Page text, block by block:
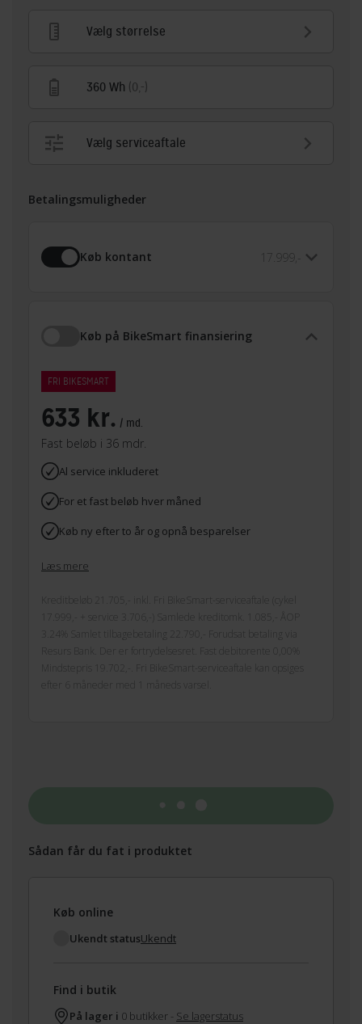
Vælg størrelse
360 Wh (0,-)
Vælg serviceaftale
Betalingsmuligheder
Køb kontant 17.999,-
Køb på BikeSmart finansiering
FRI BIKESMART
633 kr. / md.
Fast beløb i 36 mdr.
Al service inkluderet
For et fast beløb hver måned
Køb ny efter to år og opnå besparelser
Læs mere
Kreditbeløb 21.705,- inkl. Fri BikeSmart-serviceaftale (cykel
17.999,- + service 3.706,-) Samlede kreditomk. 1.085,- ÅOP
3.24% Samlet tilbagebetaling 22.790,- Forudsat betaling via
Resurs Bank. Der er fortrydelsesret. Fast debitorente 0,00%
Mindstepris 19.702,-. Fri BikeSmart-serviceaftale kan opsiges
efter 6 måneder med 1 måneds varsel.
Sådan får du fat i produktet
Køb online
Ukendt statusUkendt
Find i butik
På lager i 0 butikker - Se lagerstatus